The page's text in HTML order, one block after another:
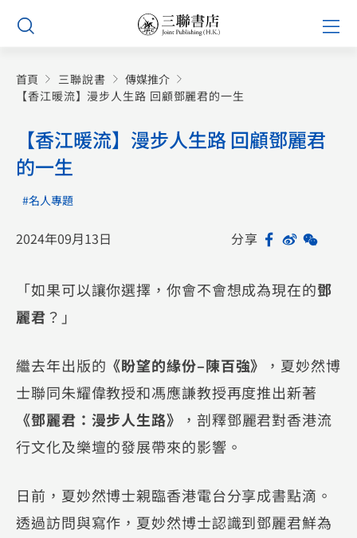
Skip
首頁 三聯說書
傳媒推介
【香江暖流】漫步人生路 回顧鄧麗君的一生
【香江暖流】漫步人生路 回顧鄧麗君
的一生
#名人專題
2024年09月13日 分享 Facebook
Sina
「如果可以讓你選擇，你會不會想成為現在的鄧
麗君？」
繼去年出版的 《盼望的緣份–陳百強》
，夏妙然博
士聯同朱耀偉教授和馮應謙教授再度推出新著
《鄧麗君：漫步人生路》
，剖釋鄧麗君對香港流
行文化及樂壇的發展帶來的影響。
日前，夏妙然博士親臨香港電台分享成書點滴。
透過訪問與寫作，夏妙然博士認識到鄧麗君鮮為